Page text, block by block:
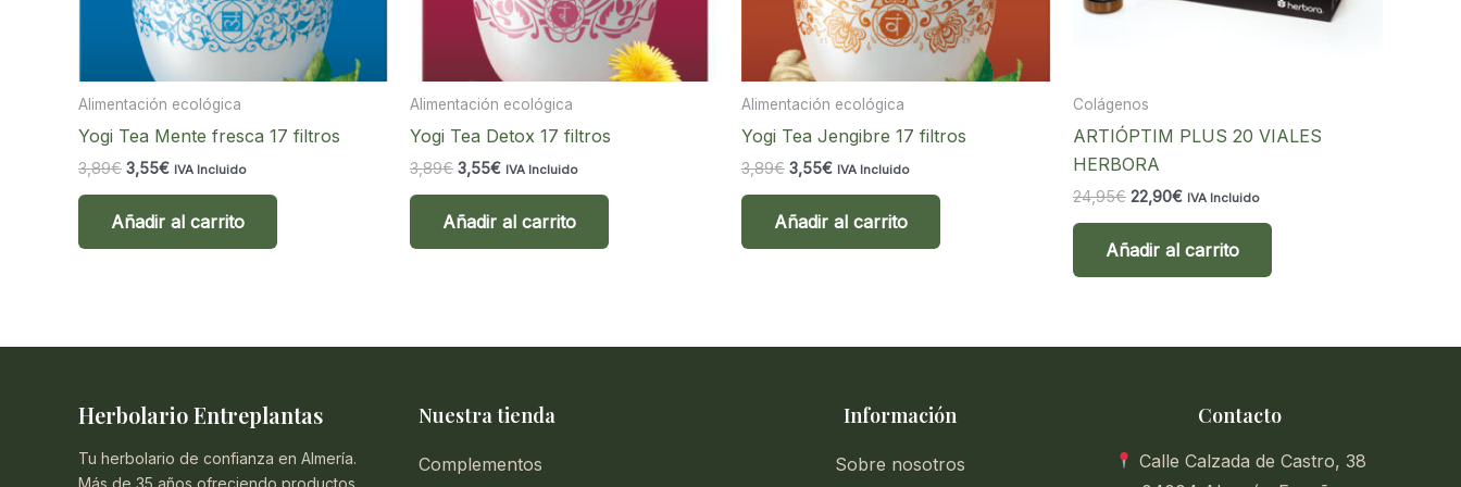
Alimentación ecológica
Yogi Tea Mente fresca 17 filtros
3,89€ El
era:
3,89€.
3,55€El
es:
3,55€.
IVA Incluido
Añadir al carrito
Alimentación ecológica
Yogi Tea Detox 17 filtros
3,89€ El
era:
3,89€.
3,55€El
es:
3,55€.
IVA Incluido
Añadir al carrito
Alimentación ecológica
Yogi Tea Jengibre 17 filtros
3,89€ El
era:
3,89€.
3,55€El
es:
3,55€.
IVA Incluido
Añadir al carrito
Colágenos
ARTIÓPTIM PLUS 20 VIALES
HERBORA
24,95€ El
era:
24,95€.
22,90€El
es:
22,90€.
IVA Incluido
Añadir al carrito
Herbolario Entreplantas
Tu herbolario de confianza en Almería.
Más de 35 años ofreciendo productos
Nuestra tienda
Complementos
Información
Sobre nosotros
Contacto
Calle Calzada de Castro, 38